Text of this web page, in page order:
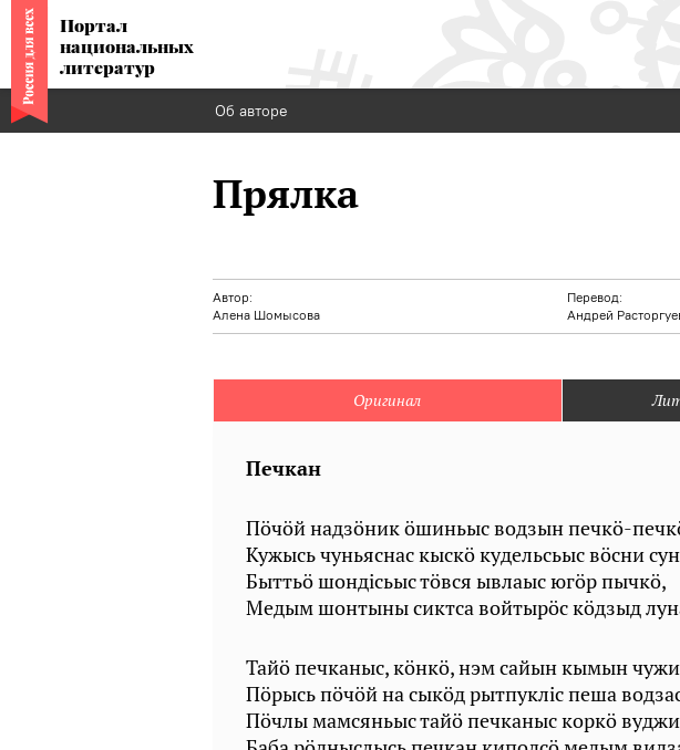
Портал
национальных
литератур
Об авторе
Прялка
Автор:
Алена Шомысова
Перевод:
Андрей
Оригинал
Печкан
Пöчöй надзöник öшиньыс водзын печкö-
Кужысь чуньяснас кыскö кудельсьыс вöсни
Быттьö шондiсьыс тöвся ывлаыс югöр пычкö,
Медым шонтыны сиктса войтырöс кöдзыд
Тайö печканыс, кöнкö, нэм сайын кымын
Пöрысь пöчöй на сыкöд рытпуклiс пеша
Пöчлы мамсяньыс тайö печканыс коркö